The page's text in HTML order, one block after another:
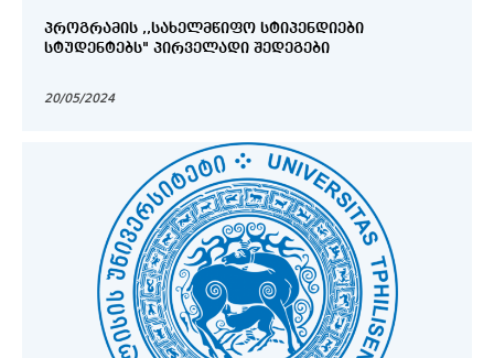
ᲞᲠᲝᲒᲠᲐᲛᲘᲡ ,,ᲡᲐᲮᲔᲚᲛᲬᲘᲤᲝ ᲡᲢᲘᲞᲔᲜᲓᲘᲔᲑᲘ
ᲡᲢᲣᲓᲔᲜᲢᲔᲑᲡ" ᲞᲘᲠᲕᲔᲚᲐᲓᲘ ᲨᲔᲓᲔᲒᲔᲑᲘ
20/05/2024